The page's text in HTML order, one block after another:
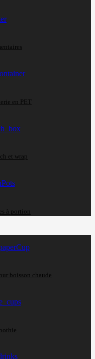
en PET
et wrap
à portion
boisson chaude